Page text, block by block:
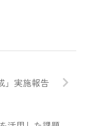
」実施報告